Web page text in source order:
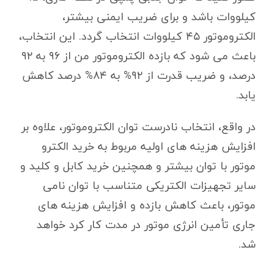
کیلووات باشد و برای ضریب ایمنی بیشتر،
الکتروموتور ۴۵ کیلووات انتخاب گردد. این انتخاب،
باعث می شود که بازده الکتروموتور من از ۹۶ به ۹۲
درصد، و ضریب قدرت از ۹۲% به ۸۴% درصد کاهش
یابد.
در واقع، انتخاب نادرست توان الکتروموتور، علاوه بر
افزایش هزینه های اولیه مربوط به خرید الکترو
موتور با توان بیشتر و همچنین خرید کابل و کلید و
سایر تجهیزات الکتریکی متناسب با توان نامی
موتور، باعث کاهش بازده و افزایش هزینه های
جاری تأمین انرژی موتور در مدت کار کرد خواهد
شد.